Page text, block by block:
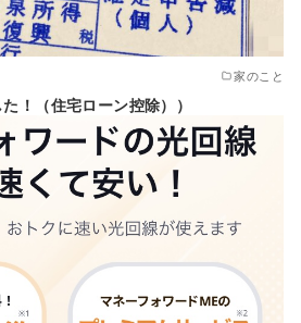
家のこと
！（住宅ローン控除））